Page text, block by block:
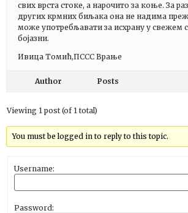
свих врста стоке, а нарочито за коње. За
других крмних биљака она не надима
може употребљавати за исхрану у свежем
бојазни.
Ивица Томић,ПССС Врање
Author Posts
Viewing 1 post (of 1 total)
You must be logged in to reply to this topic.
Username:
Password: